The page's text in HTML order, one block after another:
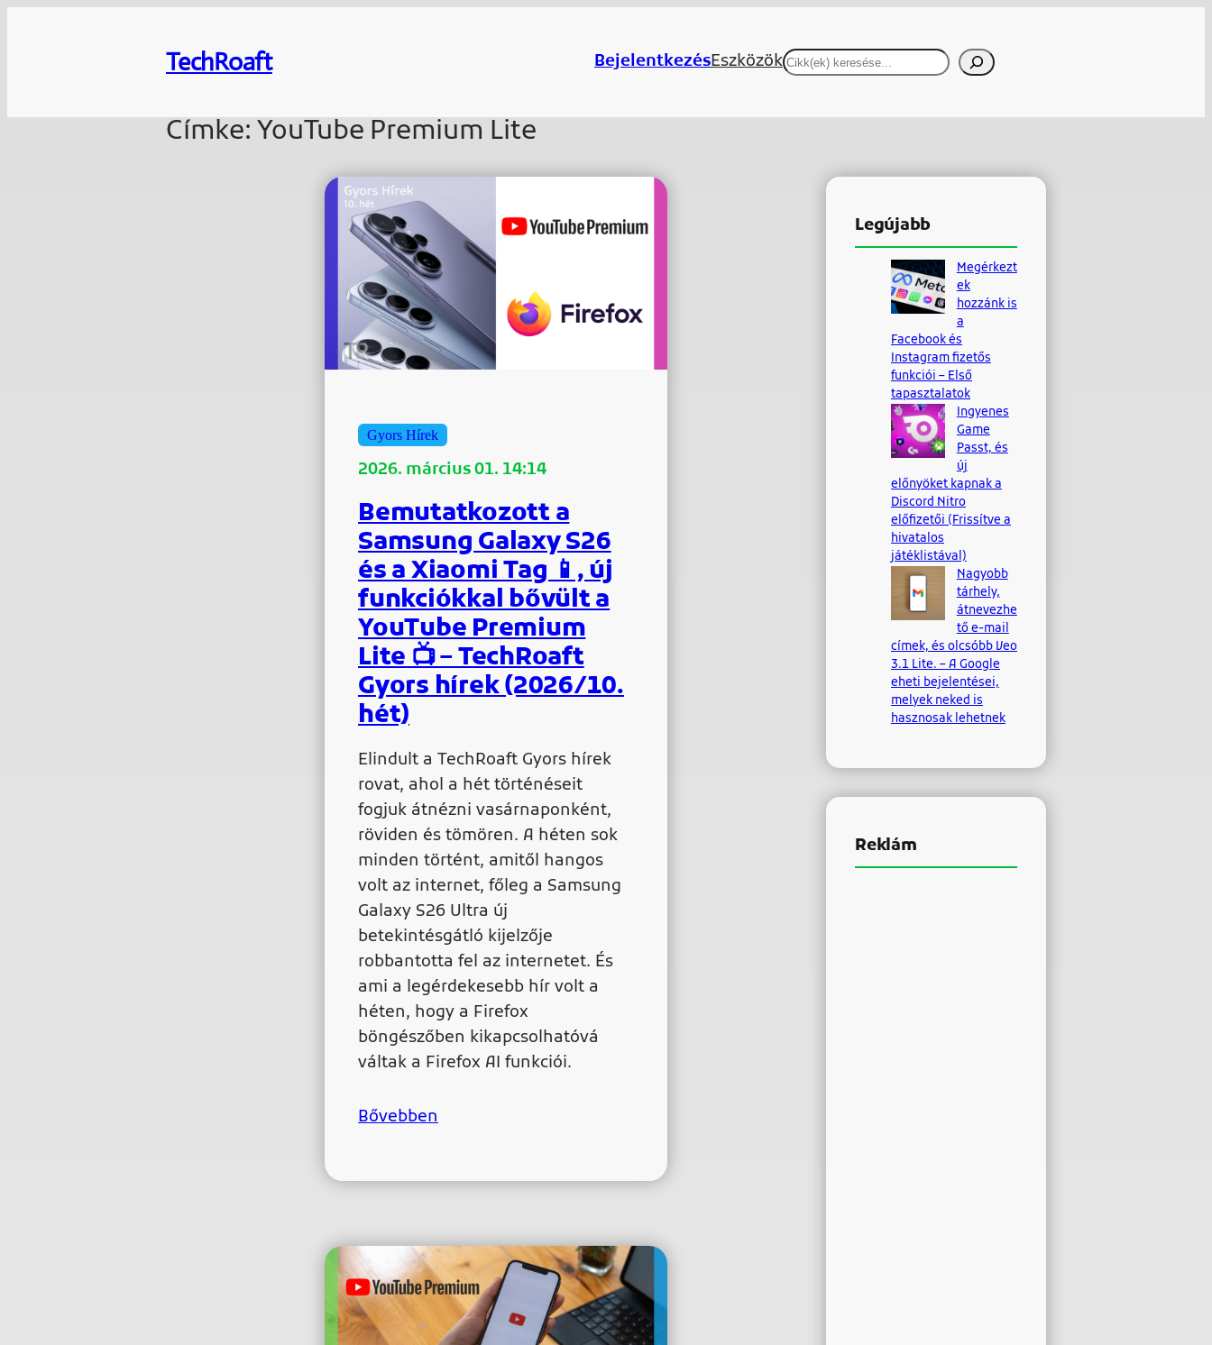
TechRoaft BejelentkezésEszközökKeresés
Címke:YouTube Premium Lite
Gyors Hírek
2026. március 01. 14:14
Bemutatkozott a
Samsung Galaxy S26
és a Xiaomi Tag 📱, új
funkciókkal bővült a
YouTube Premium
Lite 📺 – TechRoaft
Gyors hírek (2026/10.
hét)
Elindult a TechRoaft Gyors hírek
rovat, ahol a hét történéseit
fogjuk átnézni vasárnaponként,
röviden és tömören. A héten sok
minden történt, amitől hangos
volt az internet, főleg a Samsung
Galaxy S26 Ultra új
betekintésgátló kijelzője
robbantotta fel az internetet. És
ami a legérdekesebb hír volt a
héten, hogy a Firefox
böngészőben kikapcsolhatóvá
váltak a Firefox AI funkciói.
Bővebben
Legújabb
Megérkezt
ek
hozzánk is
a
Facebook és
Instagram fizetős
funkciói – Első
tapasztalatok
Ingyenes
Game
Passt, és
új
előnyöket kapnak a
Discord Nitro
előfizetői (Frissítve a
hivatalos
játéklistával)
Nagyobb
tárhely,
átnevezhe
tő e-mail
címek, és olcsóbb Veo
3.1 Lite. – A Google
eheti bejelentései,
melyek neked is
hasznosak lehetnek
Reklám